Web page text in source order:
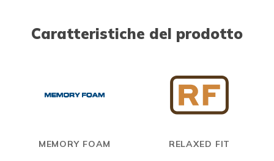
Caratteristiche del prodotto
MEMORY FOAM RELAXED FIT